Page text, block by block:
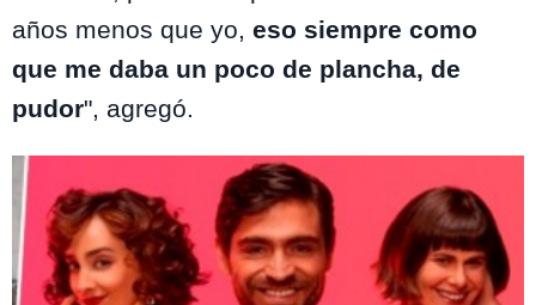
años menos que yo, eso siempre como
que me daba un poco de plancha, de
pudor", agregó.